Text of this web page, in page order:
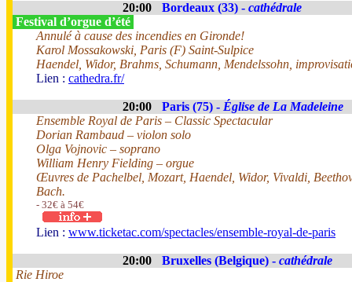
20:00 Bordeaux (33) - cathédrale
Festival d’orgue d’été
Annulé à cause des incendies en Gironde!
Karol Mossakowski, Paris (F) Saint-Sulpice
Haendel, Widor, Brahms, Schumann, Mendelssohn,
Lien : cathedra.fr/
20:00 Paris (75) - Église de La Madeleine
Ensemble Royal de Paris – Classic Spectacular
Dorian Rambaud – violon solo
Olga Vojnovic – soprano
William Henry Fielding – orgue
Œuvres de Pachelbel, Mozart, Haendel, Widor, Vivaldi,
Bach.
- 32€ à 54€
Lien : www.ticketac.com/spectacles/ensemble-royal-de-paris
20:00 Bruxelles (Belgique) - cathédrale
Rie Hiroe